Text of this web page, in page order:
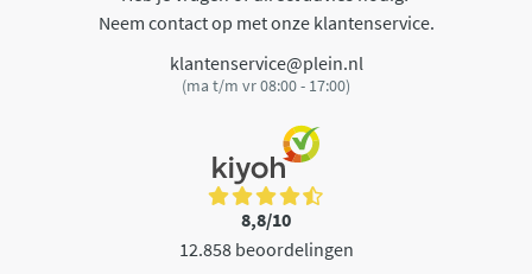
Neem contact op met onze klantenservice.
klantenservice@plein.nl
(ma t/m vr 08:00 - 17:00)
8,8/10
12.858 beoordelingen